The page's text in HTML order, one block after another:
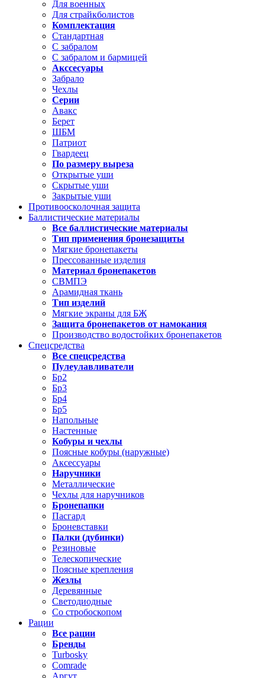
Для военных
Для страйкболистов
Комплектация
Стандартная
С забралом
С забралом и бармицей
Акссесуары
Забрало
Чехлы
Серии
Авакс
Берет
ШБМ
Патриот
Гвардеец
По размеру выреза
Открытые уши
Скрытые уши
Закрытые уши
Противоосколочная защита
Баллистические материалы
Все баллистические материалы
Тип применения бронезащиты
Мягкие бронепакеты
Прессованные изделия
Материал бронепакетов
СВМПЭ
Арамидная ткань
Тип изделий
Мягкие экраны для БЖ
Защита бронепакетов от намокания
Производство водостойких бронепакетов
Спецсредства
Все спецсредства
Пулеулавливатели
Бр2
Бр3
Бр4
Бр5
Напольные
Настенные
Кобуры и чехлы
Поясные кобуры (наружные)
Аксессуары
Наручники
Металлические
Чехлы для наручников
Бронепапки
Пасгард
Броневставки
Палки (дубинки)
Резиновые
Телескопические
Поясные крепления
Жезлы
Деревянные
Светодиодные
Со стробоскопом
Рации
Все рации
Бренды
Turbosky
Comrade
Аргут